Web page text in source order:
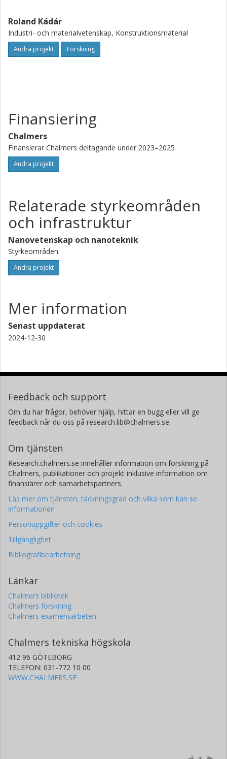
Roland Kádár
Industri- och materialvetenskap, Konstruktionsmaterial
Andra projekt Forskning
Finansiering
Chalmers
Finansierar Chalmers deltagande under 2023–2025
Andra projekt
Relaterade styrkeområden
och infrastruktur
Nanovetenskap och nanoteknik
Styrkeområden
Andra projekt
Mer information
Senast uppdaterat
2024-12-30
Feedback och support
Om du har frågor, behöver hjälp, hittar en bugg eller vill ge
feedback når du oss på research.lib@chalmers.se.
Om tjänsten
Research.chalmers.se innehåller information om forskning på
Chalmers, publikationer och projekt inklusive information om
finansiärer och samarbetspartners.
Läs mer om tjänsten, täckningsgrad och vilka som kan se
informationen
Personuppgifter och cookies
Tillgänglighet
Bibliografibearbetning
Länkar
Chalmers bibliotek
Chalmers forskning
Chalmers examensarbeten
Chalmers tekniska högskola
412 96 GÖTEBORG
TELEFON: 031-772 10 00
WWW.CHALMERS.SE